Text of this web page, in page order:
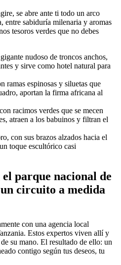
se abre ante ti todo un arco
entre sabiduría milenaria y aromas
tesoros verdes que no debes
nudoso de troncos anchos,
y sirve como hotel natural para
ramas espinosas y siluetas que
aportan la firma africana al
racimos verdes que se mecen
atraen a los babuinos y filtran el
con sus brazos alzados hacia el
toque escultórico casi
parque nacional de
circuito a medida
con una agencia local
Estos expertos viven allí y
su mano. El resultado de ello: un
contigo según tus deseos, tu